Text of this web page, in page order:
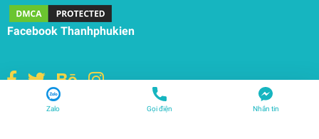
Facebook Thanhphukien
Zalo Gọi điện Nhắn tin